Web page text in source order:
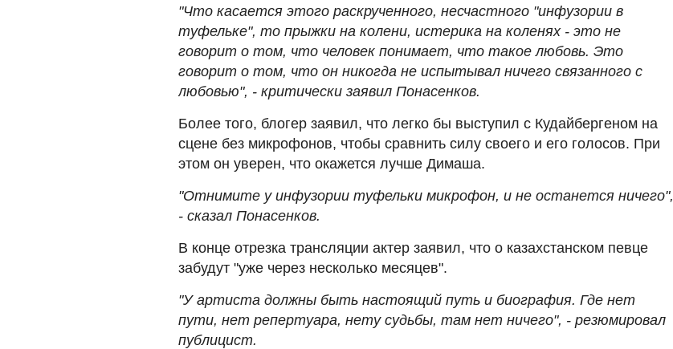
"Что касается этого раскрученного, несчастного "инфузории в
туфельке", то прыжки на колени, истерика на коленях - это не
говорит о том, что человек понимает, что такое любовь. Это
говорит о том, что он никогда не испытывал ничего связанного с
любовью", - критически заявил Понасенков.
Более того, блогер заявил, что легко бы выступил с Кудайбергеном на
сцене без микрофонов, чтобы сравнить силу своего и его голосов. При
этом он уверен, что окажется лучше Димаша.
"Отнимите у инфузории туфельки микрофон, и не останется ничего",
- сказал Понасенков.
В конце отрезка трансляции актер заявил, что о казахстанском певце
забудут "уже через несколько месяцев".
"У артиста должны быть настоящий путь и биография. Где нет
пути, нет репертуара, нету судьбы, там нет ничего", - резюмировал
публицист.